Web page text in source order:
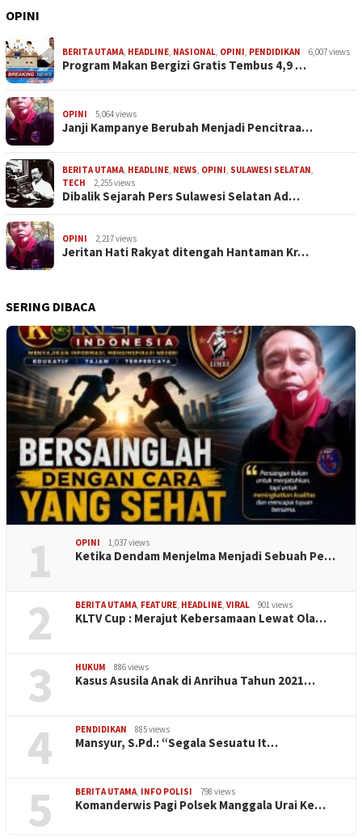
OPINI
BERITA UTAMA, HEADLINE, NASIONAL, OPINI, PENDIDIKAN 6,007 views
Program Makan Bergizi Gratis Tembus 4,9 …
OPINI 5,064 views
Janji Kampanye Berubah Menjadi Pencitraa…
BERITA UTAMA, HEADLINE, NEWS, OPINI, SULAWESI SELATAN,
TECH
2,255 views
Dibalik Sejarah Pers Sulawesi Selatan Ad…
OPINI 2,217 views
Jeritan Hati Rakyat ditengah Hantaman Kr…
SERING DIBACA
1 OPINI 1,037 views
Ketika Dendam Menjelma Menjadi Sebuah Pe…
2 BERITA UTAMA, FEATURE, HEADLINE, VIRAL 901 views
KLTV Cup : Merajut Kebersamaan Lewat Ola…
3 HUKUM 886 views
Kasus Asusila Anak di Anrihua Tahun 2021…
4 PENDIDIKAN 885 views
Mansyur, S.Pd.: “Segala Sesuatu It…
5 BERITA UTAMA, INFO POLISI 798 views
Komanderwis Pagi Polsek Manggala Urai Ke…